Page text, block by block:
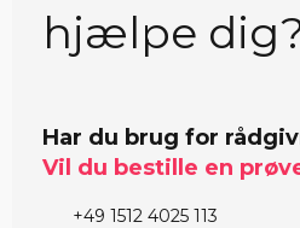
hjælpe
Har du brug for
Vil du bestille en
+49 1512 4025 113